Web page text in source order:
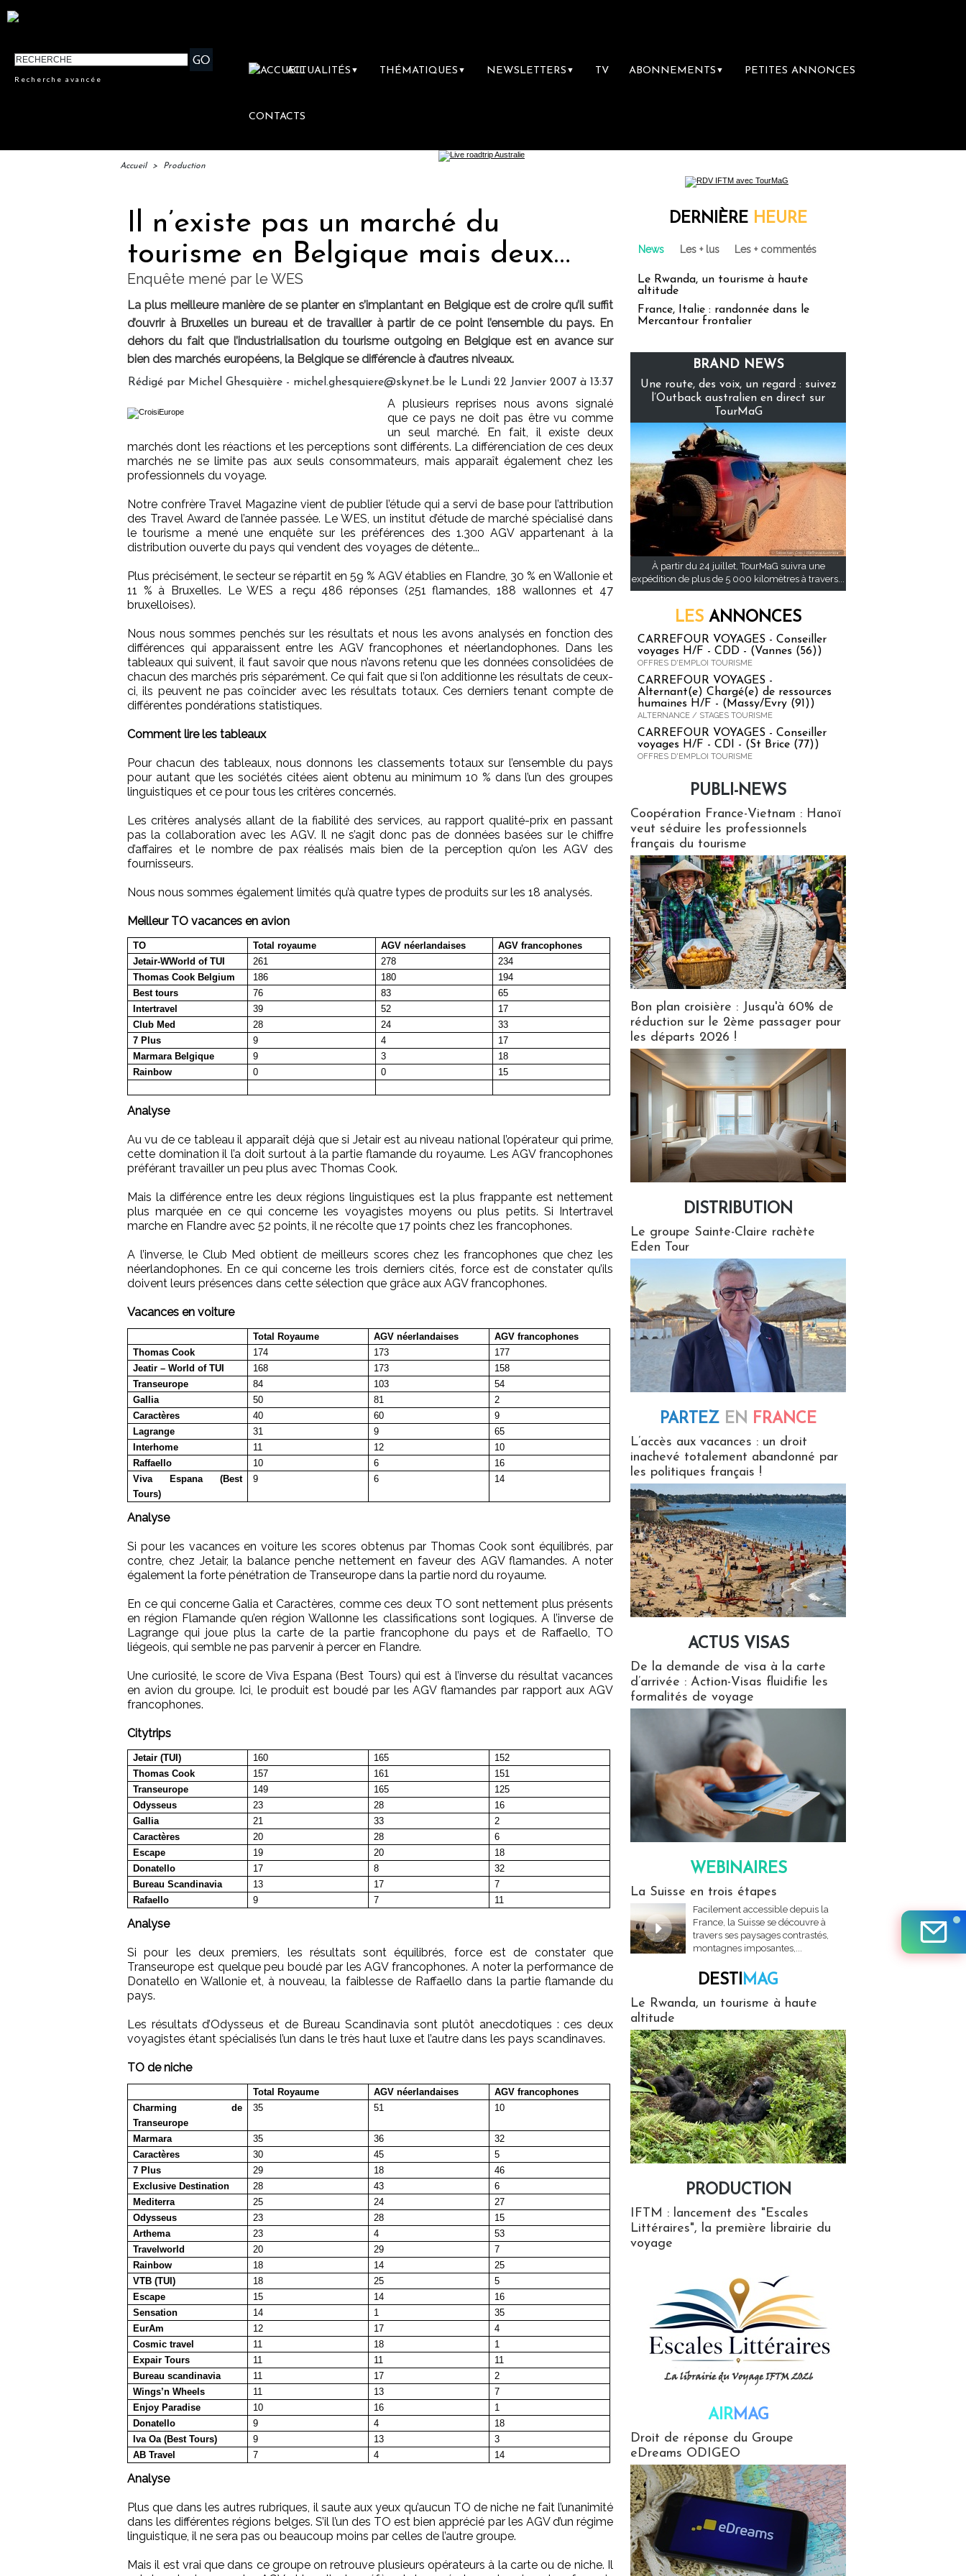
Recherche avancée
ACTUALITÉS ▼ THÉMATIQUES ▼ NEWSLETTERS ▼ TV ABONNEMENTS ▼ PETITES ANNONCES
CONTACTS
Accueil > Production
Il n’existe pas un marché du
tourisme en Belgique mais deux…
Enquête mené par le WES
La plus meilleure manière de se planter en s’implantant en Belgique est de croire qu’il suffit
d’ouvrir à Bruxelles un bureau et de travailler à partir de ce point l’ensemble du pays. En
dehors du fait que l’industrialisation du tourisme outgoing en Belgique est en avance sur
bien des marchés européens, la Belgique se différencie à d’autres niveaux.
Rédigé par Michel Ghesquière - michel.ghesquiere@skynet.be le Lundi 22 Janvier 2007 à 13:37
A plusieurs reprises nous avons signalé
que ce pays ne doit pas être vu comme
un seul marché. En fait, il existe deux
marchés dont les réactions et les perceptions sont différents. La différenciation de ces deux
marchés ne se limite pas aux seuls consommateurs, mais apparaît également chez les
professionnels du voyage.
Notre confrère Travel Magazine vient de publier l’étude qui a servi de base pour l’attribution
des Travel Award de l’année passée. Le WES, un institut d’étude de marché spécialisé dans
le tourisme a mené une enquête sur les préférences des 1.300 AGV appartenant à la
distribution ouverte du pays qui vendent des voyages de détente...
Plus précisément, le secteur se répartit en 59 % AGV établies en Flandre, 30 % en Wallonie et
11 % à Bruxelles. Le WES a reçu 486 réponses (251 flamandes, 188 wallonnes et 47
bruxelloises).
Nous nous sommes penchés sur les résultats et nous les avons analysés en fonction des
différences qui apparaissent entre les AGV francophones et néerlandophones. Dans les
tableaux qui suivent, il faut savoir que nous n’avons retenu que les données consolidées de
chacun des marchés pris séparément. Ce qui fait que si l’on additionne les résultats de ceux-
ci, ils peuvent ne pas coïncider avec les résultats totaux. Ces derniers tenant compte de
différentes pondérations statistiques.
Comment lire les tableaux
Pour chacun des tableaux, nous donnons les classements totaux sur l’ensemble du pays
pour autant que les sociétés citées aient obtenu au minimum 10 % dans l’un des groupes
linguistiques et ce pour tous les critères concernés.
Les critères analysés allant de la fiabilité des services, au rapport qualité-prix en passant
pas la collaboration avec les AGV. Il ne s’agit donc pas de données basées sur le chiffre
d’affaires et le nombre de pax réalisés mais bien de la perception qu’on les AGV des
fournisseurs.
Nous nous sommes également limités qu’à quatre types de produits sur les 18 analysés.
Meilleur TO vacances en avion
TO Total royaume AGV néerlandaises
AGV francophones
Jetair-WWorld of TUI
261 278
234
Thomas Cook Belgium
186 180
194
Best tours
76 83
65
Intertravel
39 52
17
Club Med
28 24
33
7 Plus
9 4
17
Marmara Belgique
9 3
18
Rainbow
0 0 15
Analyse
Au vu de ce tableau il apparaît déjà que si Jetair est au niveau national l’opérateur qui prime,
cette domination il l’a doit surtout à la partie flamande du royaume. Les AGV francophones
préférant travailler un peu plus avec Thomas Cook.
Mais la différence entre les deux régions linguistiques est la plus frappante est nettement
plus marquée en ce qui concerne les voyagistes moyens ou plus petits. Si Intertravel
marche en Flandre avec 52 points, il ne récolte que 17 points chez les francophones.
A l’inverse, le Club Med obtient de meilleurs scores chez les francophones que chez les
néerlandophones. En ce qui concerne les trois derniers cités, force est de constater qu’ils
doivent leurs présences dans cette sélection que grâce aux AGV francophones.
Vacances en voiture
Total Royaume AGV néerlandaises
AGV francophones
Thomas Cook
174 173
177
Jeatir – World of TUI
168 173
158
Transeurope
84 103
54
Gallia
50 81
2
Caractères
40 60
9
Lagrange
31 9
65
Interhome
11 12
10
Raffaello
10 6
16
Viva Espana (Best
Tours)
9 6 14
Analyse
Si pour les vacances en voiture les scores obtenus par Thomas Cook sont équilibrés, par
contre, chez Jetair, la balance penche nettement en faveur des AGV flamandes. A noter
également la forte pénétration de Transeurope dans la partie nord du royaume.
En ce qui concerne Galia et Caractères, comme ces deux TO sont nettement plus présents
en région Flamande qu’en région Wallonne les classifications sont logiques. A l’inverse de
Lagrange qui joue plus la carte de la partie francophone du pays et de Raffaello, TO
liégeois, qui semble ne pas parvenir à percer en Flandre.
Une curiosité, le score de Viva Espana (Best Tours) qui est à l’inverse du résultat vacances
en avion du groupe. Ici, le produit est boudé par les AGV flamandes par rapport aux AGV
francophones.
Citytrips
Jetair (TUI) 160 165
152
Thomas Cook
157 161
151
Transeurope
149 165
125
Odysseus
23 28
16
Gallia
21 33
2
Caractères
20 28
6
Escape
19 20
18
Donatello
17 8
32
Bureau Scandinavia
13 17
7
Rafaello
9 7 11
Analyse
Si pour les deux premiers, les résultats sont équilibrés, force est de constater que
Transeurope est quelque peu boudé par les AGV francophones. A noter la performance de
Donatello en Wallonie et, à nouveau, la faiblesse de Raffaello dans la partie flamande du
pays.
Les résultats d’Odysseus et de Bureau Scandinavia sont plutôt anecdotiques : ces deux
voyagistes étant spécialisés l’un dans le très haut luxe et l’autre dans les pays scandinaves.
TO de niche
Total Royaume AGV néerlandaises
AGV francophones
Charming de
Transeurope
35 51 10
Marmara 35 36
32
Caractères
30 45
5
7 Plus
29 18
46
Exclusive Destination
28 43
6
Mediterra
25 24
27
Odysseus
23 28
15
Arthema
23 4
53
Travelworld
20 29
7
Rainbow
18 14
25
VTB (TUI)
18 25
5
Escape
15 14
16
Sensation
14 1
35
EurAm
12 17
4
Cosmic travel
11 18
1
Expair Tours
11 11
11
Bureau scandinavia
11 17
2
Wings’n Wheels
11 13
7
Enjoy Paradise
10 16
1
Donatello
9 4
18
Iva Oa (Best Tours)
9 13
3
AB Travel
7 4 14
Analyse
Plus que dans les autres rubriques, il saute aux yeux qu’aucun TO de niche ne fait l’unanimité
dans les différentes régions belges. S’il l’un des TO est bien apprécié par les AGV d’un régime
linguistique, il ne sera pas ou beaucoup moins par celles de l’autre groupe.
Mais il est vrai que dans ce groupe on retrouve plusieurs opérateurs à la carte ou de niche. Il
DERNIÈRE HEURE
News Les + lus Les + commentés
Le Rwanda, un tourisme à haute
altitude
France, Italie : randonnée dans le
Mercantour frontalier
BRAND NEWS
Une route, des voix, un regard : suivez
l’Outback australien en direct sur
TourMaG
À partir du 24 juillet, TourMaG suivra une
expédition de plus de 5 000 kilomètres à travers...
LES ANNONCES
CARREFOUR VOYAGES - Conseiller
voyages H/F - CDD - (Vannes (56))
OFFRES D'EMPLOI TOURISME
CARREFOUR VOYAGES -
Alternant(e) Chargé(e) de ressources
humaines H/F - (Massy/Evry (91))
ALTERNANCE / STAGES TOURISME
CARREFOUR VOYAGES - Conseiller
voyages H/F - CDI - (St Brice (77))
OFFRES D'EMPLOI TOURISME
PUBLI-NEWS
Coopération France-Vietnam : Hanoï
veut séduire les professionnels
français du tourisme
Bon plan croisière : Jusqu'à 60% de
réduction sur le 2ème passager pour
les départs 2026 !
DISTRIBUTION
Le groupe Sainte-Claire rachète
Eden Tour
PARTEZ EN FRANCE
L’accès aux vacances : un droit
inachevé totalement abandonné par
les politiques français !
ACTUS VISAS
De la demande de visa à la carte
d’arrivée : Action-Visas fluidifie les
formalités de voyage
WEBINAIRES
La Suisse en trois étapes
Facilement accessible depuis la
France, la Suisse se découvre à
travers ses paysages contrastés,
montagnes imposantes,...
DESTIMAG
Le Rwanda, un tourisme à haute
altitude
PRODUCTION
IFTM : lancement des "Escales
Littéraires", la première librairie du
voyage
AIRMAG
Droit de réponse du Groupe
eDreams ODIGEO